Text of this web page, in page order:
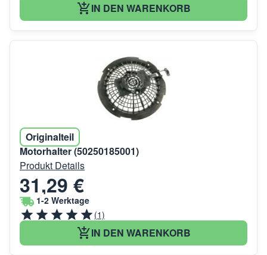
IN DEN WARENKORB
Originalteil
Motorhalter (50250185001)
Produkt Details
31,29 €
1-2 Werktage
(1)
IN DEN WARENKORB